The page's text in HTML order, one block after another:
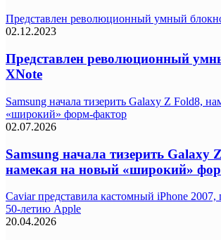
Представлен революционный умный
02.12.2023
Представлен революционный
XNote
Samsung начала тизерить Galaxy Z Fold8,
«широкий» форм-фактор
02.07.2026
Samsung начала тизерить Galaxy
намекая на новый «широкий»
Caviar представила кастомный iPhone
50-летию Apple
20.04.2026